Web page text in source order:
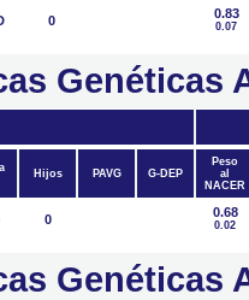
0 0.83
0.07
Genéticas
Hijos PAVG G-DEP
Peso
al
NACER
0 0.68
0.02
Genéticas